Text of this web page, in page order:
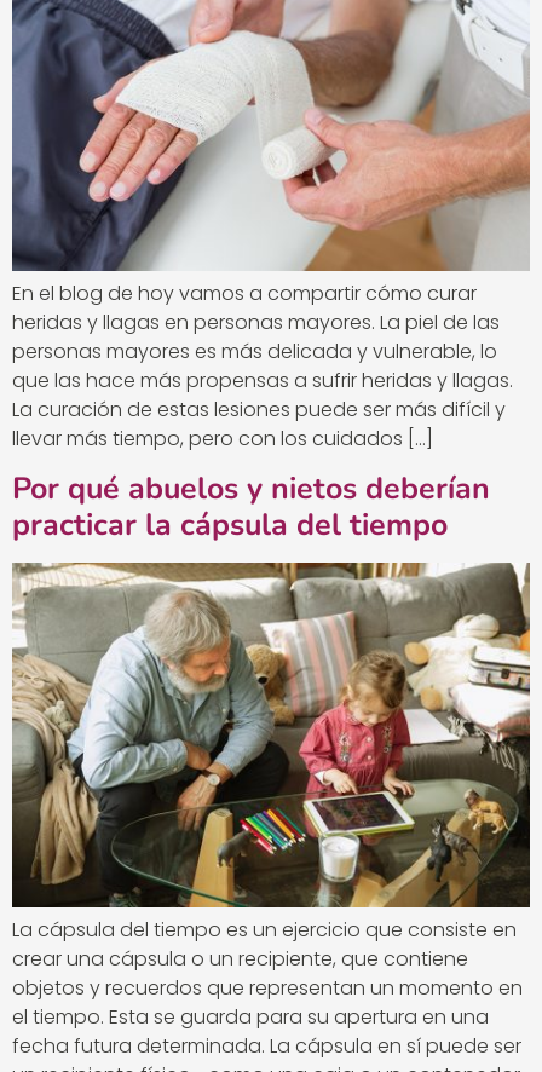
En el blog de hoy vamos a compartir cómo curar
heridas y llagas en personas mayores. La piel de las
personas mayores es más delicada y vulnerable, lo
que las hace más propensas a sufrir heridas y llagas.
La curación de estas lesiones puede ser más difícil y
llevar más tiempo, pero con los cuidados […]
Por qué abuelos y nietos deberían
practicar la cápsula del tiempo
La cápsula del tiempo es un ejercicio que consiste en
crear una cápsula o un recipiente, que contiene
objetos y recuerdos que representan un momento en
el tiempo. Esta se guarda para su apertura en una
fecha futura determinada. La cápsula en sí puede ser